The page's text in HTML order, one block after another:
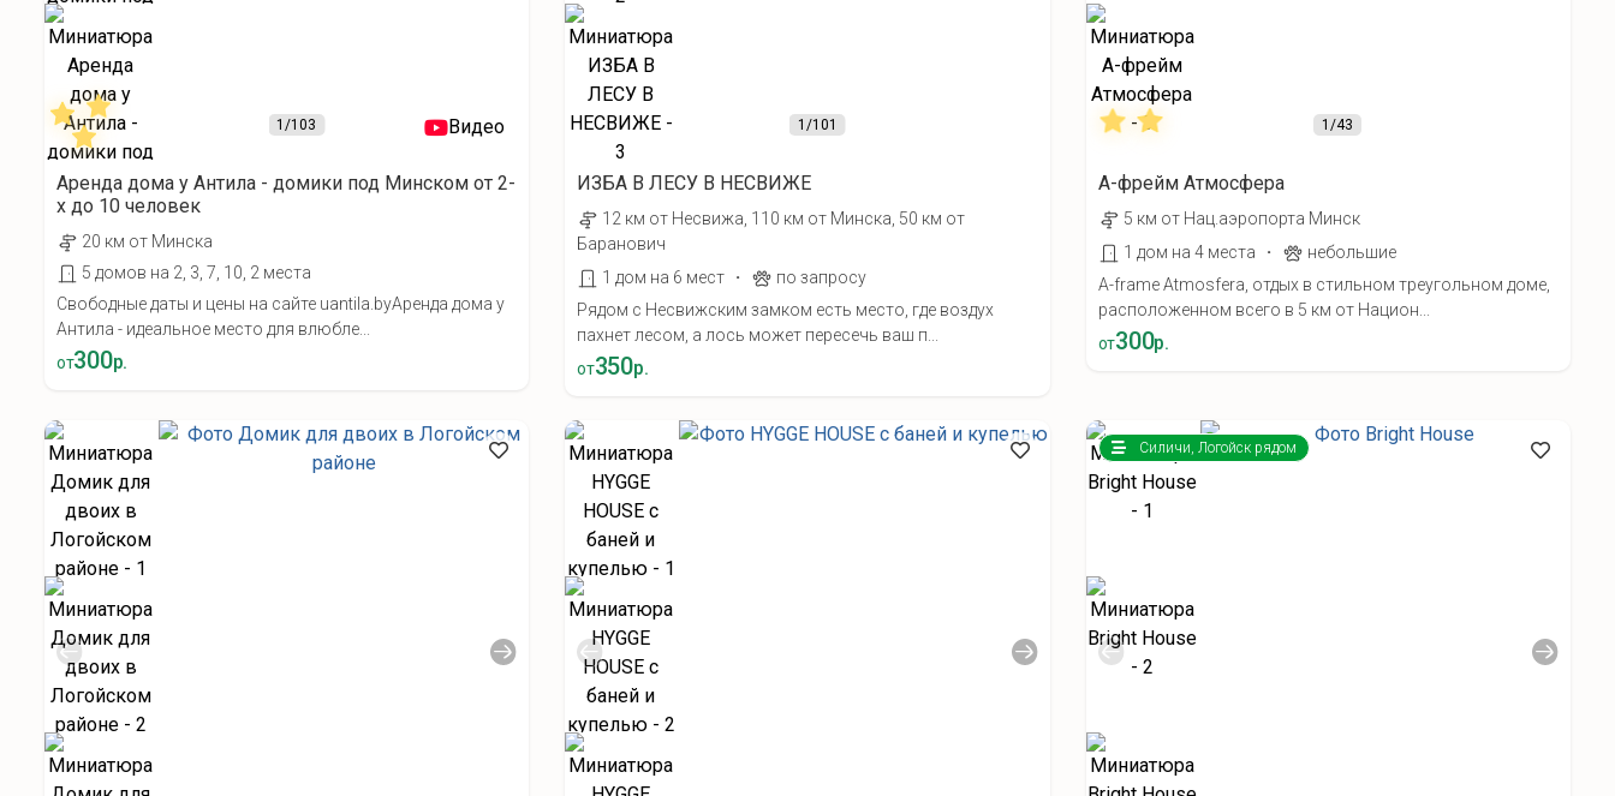
1/103 Видео
Аренда дома у Антила - домики под Минском от 2-
х до 10 человек
20 км от Минска
5 домов на 2, 3, 7, 10, 2 места
Свободные даты и цены на сайте uantila.byАренда дома у
Антила - идеальное место для влюбле...
от300р.
1 /101
ИЗБА В ЛЕСУ В НЕСВИЖЕ
12 км от Несвижа, 110 км от Минска, 50 км от
Баранович
1 дом на 6 мест
·
по запросу
Рядом с Несвижским замком есть место, где воздух
пахнет лесом, а лось может пересечь ваш п...
от350р.
1/43
А-фрейм Атмосфера
5 км от Нац.аэропорта Минск
1 дом на 4 места
·
небольшие
A-frame Atmosfera, отдых в стильном треугольном доме,
расположенном всего в 5 км от Национ...
от300р.
Силичи, Логойск рядом